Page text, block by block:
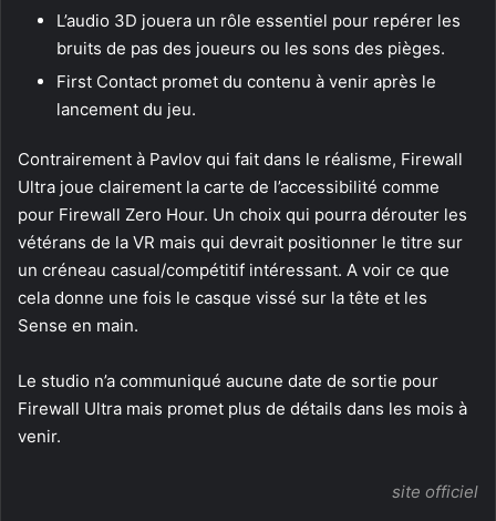
L’audio 3D jouera un rôle essentiel pour repérer les
bruits de pas des joueurs ou les sons des pièges.
First Contact promet du contenu à venir après le
lancement du jeu.
Contrairement à Pavlov qui fait dans le réalisme, Firewall
Ultra joue clairement la carte de l’accessibilité comme
pour Firewall Zero Hour. Un choix qui pourra dérouter les
vétérans de la VR mais qui devrait positionner le titre sur
un créneau casual/compétitif intéressant. A voir ce que
cela donne une fois le casque vissé sur la tête et les
Sense en main.
Le studio n’a communiqué aucune date de sortie pour
Firewall Ultra mais promet plus de détails dans les mois à
venir.
site officiel